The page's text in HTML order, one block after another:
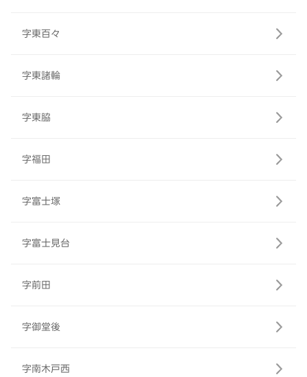
字東百々
字東諸輪
字東脇
字福田
字富士塚
字富士見台
字前田
字御堂後
字南木戸西